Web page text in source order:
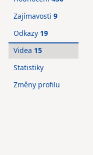
Zajímavosti 9
Odkazy 19
Videa 15
Statistiky
Změny profilu